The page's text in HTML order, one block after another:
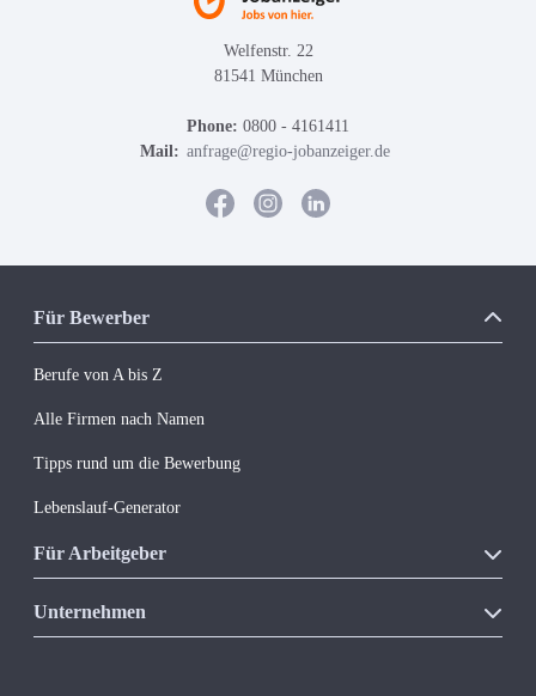
Welfenstr. 22
81541 München
Phone: 0800 - 4161411
Mail: anfrage@regio-jobanzeiger.de
Für Bewerber
Berufe von A bis Z
Alle Firmen nach Namen
Tipps rund um die Bewerbung
Lebenslauf-Generator
Für Arbeitgeber
Unsere Produkte
Unternehmen